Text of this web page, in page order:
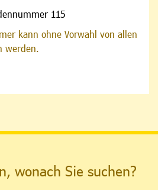
115
kann ohne Vorwahl von allen
werden.
wonach Sie suchen?